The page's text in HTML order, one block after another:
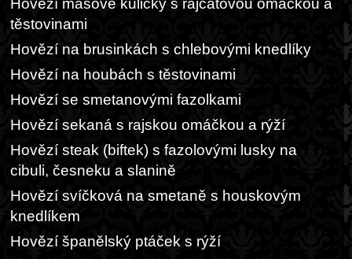
těstovinami
Hovězí na brusinkách s chlebovými knedlíky
Hovězí na houbách s těstovinami
Hovězí se smetanovými fazolkami
Hovězí sekaná s rajskou omáčkou a rýží
Hovězí steak (biftek) s fazolovými lusky na
cibuli, česneku a slanině
Hovězí svíčková na smetaně s houskovým
knedlíkem
Hovězí španělský ptáček s rýží